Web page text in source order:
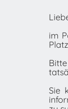
im
Sie